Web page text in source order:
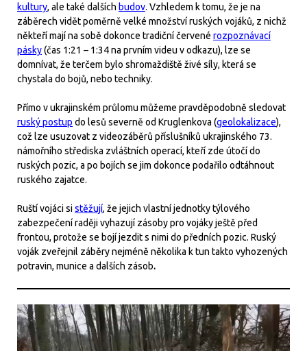
kultury, ale také dalších budov. Vzhledem k tomu, že je na
záběrech vidět poměrně velké množství ruských vojáků, z nichž
někteří mají na sobě dokonce tradiční červené rozpoznávací
pásky(čas 1:21 – 1:34 na prvním videu v odkazu), lze se
domnívat, že terčem bylo shromaždiště živé síly, která se
chystala do bojů, nebo techniky.
Přímo v ukrajinském průlomu můžeme pravděpodobně sledovat
ruský postup do lesů severně od Kruglenkova (geolokalizace),
což lze usuzovat z videozáběrů příslušníků ukrajinského 73.
námořního střediska zvláštních operací, kteří zde útočí do
ruských pozic, a po bojích se jim dokonce podařilo odtáhnout
ruského zajatce.
Ruští vojáci sistěžují, že jejich vlastní jednotky týlového
zabezpečení raději vyhazují zásoby pro vojáky ještě před
frontou, protože se bojí jezdit s nimi do předních pozic. Ruský
voják zveřejnil záběry nejméně několika k tun takto vyhozených
potravin, munice a dalších zásob.